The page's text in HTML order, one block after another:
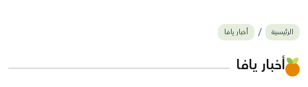
بيع وشراء
أخبار القدس
وفيات
الرئيسية أخبار يافا
أخبار يافا